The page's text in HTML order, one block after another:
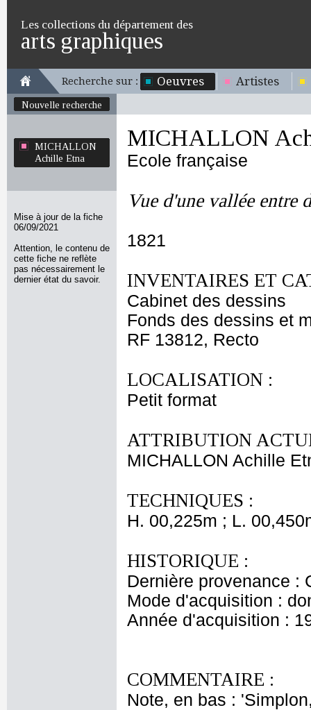
Les collections du département des
arts graphiques
Recherche sur : Oeuvres Artistes
Nouvelle recherche
MICHALLON
Achille Etna
Mise à jour de la fiche
06/09/2021
Attention, le contenu de
cette fiche ne reflète
pas nécessairement le
dernier état du savoir.
MICHALLON
Ecole française
Vue d'une vallée entre
1821
INVENTAIRES ET
Cabinet des dessins
Fonds des dessins et
RF 13812, Recto
LOCALISATION :
Petit format
ATTRIBUTION
MICHALLON Achille
TECHNIQUES :
H. 00,225m ; L.
HISTORIQUE :
Dernière provenance :
Mode d'acquisition :
Année d'acquisition :
COMMENTAIRE :
Note, en bas :